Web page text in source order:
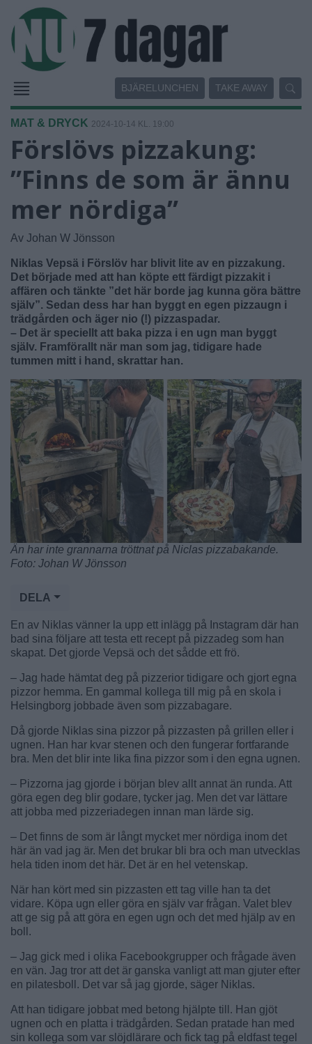
BJÄRELUNCHEN TAKE AWAY
MAT & DRYCK 2024-10-14 KL. 19:00
Förslövs pizzakung:
”Finns de som är ännu
mer nördiga”
Av Johan W Jönsson
Niklas Vepsä i Förslöv har blivit lite av en pizzakung.
Det började med att han köpte ett färdigt pizzakit i
affären och tänkte ”det här borde jag kunna göra bättre
själv”. Sedan dess har han byggt en egen pizzaugn i
trädgården och äger nio (!) pizzaspadar.
– Det är speciellt att baka pizza i en ugn man byggt
själv. Framförallt när man som jag, tidigare hade
tummen mitt i hand, skrattar han.
Än har inte grannarna tröttnat på Niclas pizzabakande.
Foto: Johan W Jönsson
DELA
En av Niklas vänner la upp ett inlägg på Instagram där han
bad sina följare att testa ett recept på pizzadeg som han
skapat. Det gjorde Vepsä och det sådde ett frö.
– Jag hade hämtat deg på pizzerior tidigare och gjort egna
pizzor hemma. En gammal kollega till mig på en skola i
Helsingborg jobbade även som pizzabagare.
Då gjorde Niklas sina pizzor på pizzasten på grillen eller i
ugnen. Han har kvar stenen och den fungerar fortfarande
bra. Men det blir inte lika fina pizzor som i den egna ugnen.
– Pizzorna jag gjorde i början blev allt annat än runda. Att
göra egen deg blir godare, tycker jag. Men det var lättare
att jobba med pizzeriadegen innan man lärde sig.
– Det finns de som är långt mycket mer nördiga inom det
här än vad jag är. Men det brukar bli bra och man utvecklas
hela tiden inom det här. Det är en hel vetenskap.
När han kört med sin pizzasten ett tag ville han ta det
vidare. Köpa ugn eller göra en själv var frågan. Valet blev
att ge sig på att göra en egen ugn och det med hjälp av en
boll.
– Jag gick med i olika Facebookgrupper och frågade även
en vän. Jag tror att det är ganska vanligt att man gjuter efter
en pilatesboll. Det var så jag gjorde, säger Niklas.
Att han tidigare jobbat med betong hjälpte till. Han gjöt
ugnen och en platta i trädgården. Sedan pratade han med
sin kollega som var slöjdlärare och fick tag på eldfast tegel